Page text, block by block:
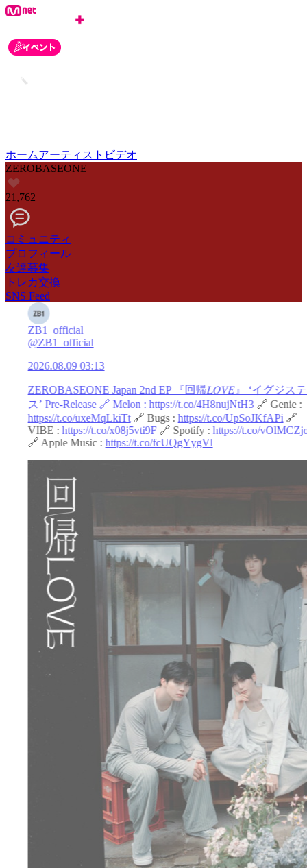
ホームアーティスト ビデオ
ZEROBASEONE
21,762
コミュニティ
プロフィール
友達募集
トレカ交換
SNS Feed
ZB1_official
@ZB1_official
2026.08.09 03:13
ZEROBASEONE Japan 2nd EP 『回帰𝐿𝑂𝑉𝐸』 ‘イグジス
ス’ Pre-Release 🔗 Melon :https://t.co/4H8nujNtH3🔗 Genie :
https://t.co/uxeMqLkiTt🔗 Bugs :https://t.co/UpSoJKfAPi 🔗
VIBE :https://t.co/x08j5vti9F🔗 Spotify :https://t.co/
🔗 Apple Music :https://t.co/fcUQgYygVl